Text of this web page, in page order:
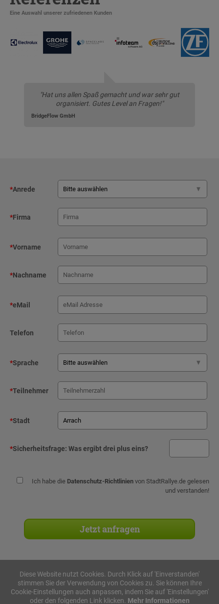
Eine Auswahl unserer zufriedenen Kunden
"Hat uns allen Spaß gemacht und war sehr gut
organisiert. Gutes Level an Fragen!"
BridgeFlow GmbH
*Anrede
*Firma
*Vorname
*Nachname
*eMail
Telefon
*Sprache
*Teilnehmer
*Stadt
*Sicherheitsfrage: Was ergibt drei plus eins?
Ich habe die Datenschutz-Richtlinien von StadtRallye.de gelesen
und verstanden!
Stadtrallyes
iPad Rallye
Diese Website nutzt Cookies. Durch Klick auf 'Einverstanden'
stimmen Sie der Verwendung von Cookies zu. Sie können Ihre
Cookie-Einstellungen auch anpassen, indem Sie auf 'Einstellungen'
oder den folgenden Link klicken. Mehr Informationen